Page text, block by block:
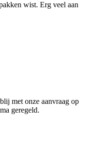
wist. Erg veel aan
met onze aanvraag op
geregeld.